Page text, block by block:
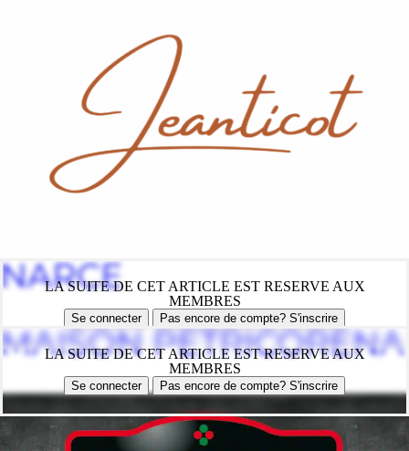
LA SUITE DE CET ARTICLE EST RESERVE AUX
MEMBRES
Se connecter Pas encore de compte? S'inscrire
NARCE
LA SUITE DE CET ARTICLE EST RESERVE AUX
MEMBRES
Se connecter Pas encore de compte? S'inscrire
MAISON PETRICORENA